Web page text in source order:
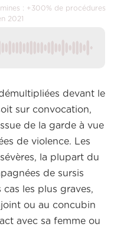
: +300% de procédures
2021
devant le
sur convocation,
de la garde à vue
de violence. Les
la plupart du
de sursis
les plus graves,
ou au concubin
avec sa femme ou